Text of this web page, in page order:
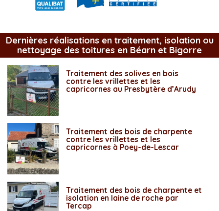
Dernières réalisations en traitement, isolation ou
nettoyage des toitures en Béarn et Bigorre
Traitement des solives en bois
contre les vrillettes et les
capricornes au Presbytère d’Arudy
Traitement des bois de charpente
contre les vrillettes et les
capricornes à Poey-de-Lescar
Traitement des bois de charpente et
isolation en laine de roche par
Tercap